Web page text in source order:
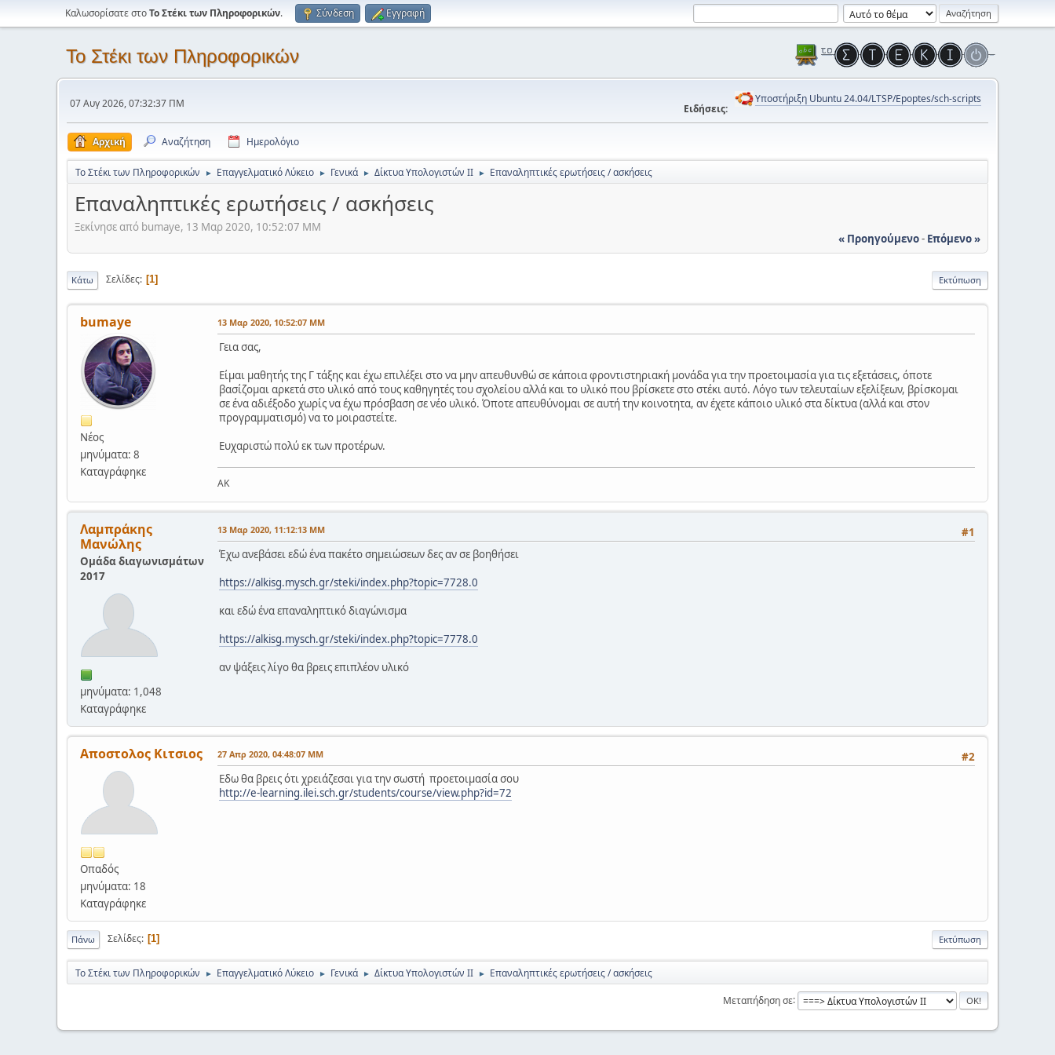
Καλωσορίσατε στοΤο Στέκι των Πληροφορικών. Σύνδεση Εγγραφή
Το Στέκι των Πληροφορικών
07 Αυγ 2026, 07:32:37 ΠΜ Ειδήσεις:
Υποστήριξη Ubuntu 24.04/LTSP/Epoptes/sch-scripts
Αρχική Αναζήτηση Ημερολόγιο
Το Στέκι των Πληροφορικών ► Επαγγελματικό Λύκειο ► Γενικά ► Δίκτυα Υπολογιστών ΙΙ ► Επαναληπτικές ερωτήσεις / ασκήσεις
Επαναληπτικές ερωτήσεις / ασκήσεις
Ξεκίνησε από bumaye, 13 Μαρ 2020, 10:52:07 ΜΜ
« Προηγούμενο- Επόμενο »
Εκτύπωση
Κάτω Σελίδες 1
bumaye
Νέος
μηνύματα: 8
Καταγράφηκε
13 Μαρ 2020, 10:52:07 ΜΜ
Γεια σας,
Είμαι μαθητής της Γ τάξης και έχω επιλέξει στο να μην απευθυνθώ σε κάποια φροντιστηριακή μονάδα για την προετοιμασία για τις εξετάσεις, όποτε
βασίζομαι αρκετά στο υλικό από τους καθηγητές του σχολείου αλλά και το υλικό που βρίσκετε στο στέκι αυτό. Λόγο των τελευταίων εξελίξεων, βρίσκομαι
σε ένα αδιέξοδο χωρίς να έχω πρόσβαση σε νέο υλικό. Όποτε απευθύνομαι σε αυτή την κοινοτητα, αν έχετε κάποιο υλικό στα δίκτυα (αλλά και στον
προγραμματισμό) να το μοιραστείτε.
Ευχαριστώ πολύ εκ των προτέρων.
AK
Λαμπράκης
Μανώλης
Ομάδα διαγωνισμάτων
2017
μηνύματα: 1,048
Καταγράφηκε
#1
13 Μαρ 2020, 11:12:13 ΜΜ
Έχω ανεβάσει εδώ ένα πακέτο σημειώσεων δες αν σε βοηθήσει
https://alkisg.mysch.gr/steki/index.php?topic=7728.0
και εδώ ένα επαναληπτικό διαγώνισμα
https://alkisg.mysch.gr/steki/index.php?topic=7778.0
αν ψάξεις λίγο θα βρεις επιπλέον υλικό
Αποστολος Κιτσιος
Οπαδός
μηνύματα: 18
Καταγράφηκε
#2
27 Απρ 2020, 04:48:07 ΜΜ
Εδω θα βρεις ότι χρειάζεσαι για την σωστή προετοιμασία σου
http://e-learning.ilei.sch.gr/students/course/view.php?id=72
Εκτύπωση
Πάνω Σελίδες 1
Το Στέκι των Πληροφορικών ► Επαγγελματικό Λύκειο ► Γενικά ► Δίκτυα Υπολογιστών ΙΙ ► Επαναληπτικές ερωτήσεις / ασκήσεις
Μεταπήδηση σε